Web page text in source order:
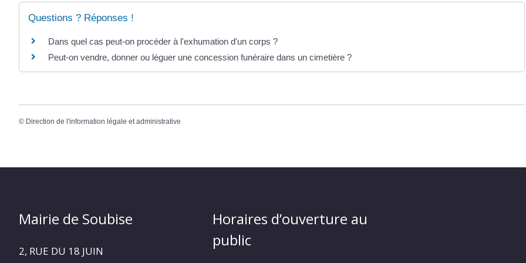
Questions ? Réponses !
Dans quel cas peut-on procéder à l'exhumation d'un corps ?
Peut-on vendre, donner ou léguer une concession funéraire dans un cimetière ?
© Direction de l'information légale et administrative
Mairie de Soubise
2, RUE DU 18 JUIN
Horaires d’ouverture au
public